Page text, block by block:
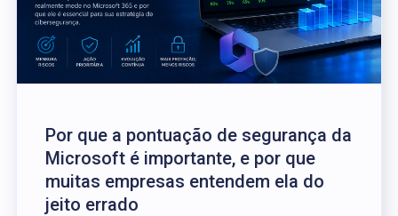
Por que a pontuação de segurança da
Microsoft é importante, e por que
muitas empresas entendem ela do
jeito errado